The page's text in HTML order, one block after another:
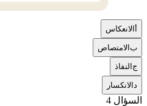
الانعكاس
بالامتصاص
جالنفاذ
الانكسار
السؤال 4